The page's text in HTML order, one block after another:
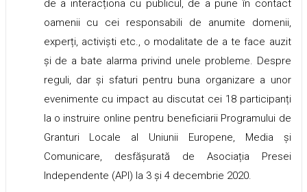
de a interacționa cu publicul, de a pune în contact
oamenii cu cei responsabili de anumite domenii,
experți, activiști etc., o modalitate de a te face auzit
și de a bate alarma privind unele probleme. Despre
reguli, dar și sfaturi pentru buna organizare a unor
evenimente cu impact au discutat cei 18 participanți
la o instruire online pentru beneficiarii Programului de
Granturi Locale al Uniunii Europene, Media și
Comunicare, desfășurată de Asociația Presei
Independente (API) la 3 și 4 decembrie 2020.